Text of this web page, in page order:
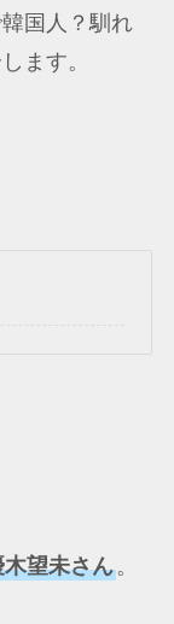
国人？馴れ
ます。
木望未さん。